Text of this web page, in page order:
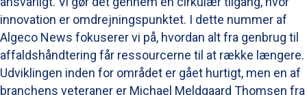
innovation er omdrejningspunktet. I dette nummer af
Algeco News fokuserer vi på, hvordan alt fra genbrug til
affaldshåndtering får ressourcerne til at række længere.
Udviklingen inden for området er gået hurtigt, men en af
branchens veteraner er Michael Meldgaard Thomsen fra